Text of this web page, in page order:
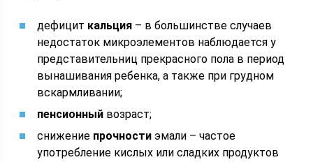
дефицит кальция – в большинстве случаев
недостаток микроэлементов наблюдается у
представительниц прекрасного пола в период
вынашивания ребенка, а также при грудном
вскармливании;
пенсионный возраст;
снижение прочности эмали – частое
употребление кислых или сладких продуктов